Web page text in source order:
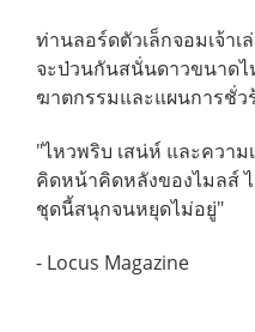
ท่านลอร์ดตัวเล็กจอมเจ้า
จะป่วนกันสนั่นดาวขนาด
ฆาตกรรมและแผนการชั่ว
"ไหวพริบ เสน่ห์ และควา
คิดหน้าคิดหลังของไมลส์
ชุดนี้สนุกจนหยุดไม่อยู่"
- Locus Magazine